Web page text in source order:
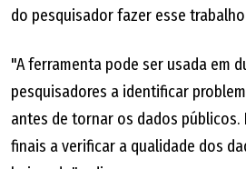
do pesquisador fazer esse
"A ferramenta pode ser usada em
pesquisadores a identificar
antes de tornar os dados públicos.
finais a verificar a qualidade dos